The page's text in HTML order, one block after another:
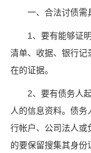
一、合法讨债需
1、要有能够证明
清单、收据、银行记
在的证据。
2、要有债务人起
人的信息资料。债
行帐户、公司法人或
的要保留搜集其身份